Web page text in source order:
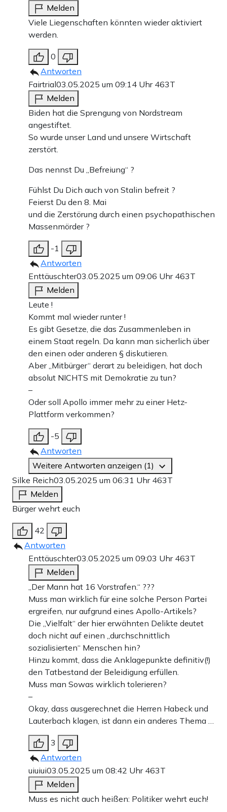
Melden
Viele Liegenschaften könnten wieder aktiviert
werden.
0
Antworten
Fairtrial03.05.2025 um 09:14 Uhr 463T
Melden
Biden hat die Sprengung von Nordstream
angestiftet.
So wurde unser Land und unsere Wirtschaft
zerstört.
Das nennst Du „Befreiung“ ?
Fühlst Du Dich auch von Stalin befreit ?
Feierst Du den 8. Mai
und die Zerstörung durch einen psychopathischen
Massenmörder ?
-1
Antworten
Enttäuschter03.05.2025 um 09:06 Uhr 463T
Melden
Leute !
Kommt mal wieder runter !
Es gibt Gesetze, die das Zusammenleben in
einem Staat regeln. Da kann man sicherlich über
den einen oder anderen § diskutieren.
Aber „Mitbürger“ derart zu beleidigen, hat doch
absolut NICHTS mit Demokratie zu tun?
–
Oder soll Apollo immer mehr zu einer Hetz-
Plattform verkommen?
-5
Antworten
Weitere Antworten anzeigen (1)
Silke Reich03.05.2025 um 06:31 Uhr 463T
Melden
Bürger wehrt euch
42
Antworten
Enttäuschter03.05.2025 um 09:03 Uhr 463T
Melden
„Der Mann hat 16 Vorstrafen.“ ???
Muss man wirklich für eine solche Person Partei
ergreifen, nur aufgrund eines Apollo-Artikels?
Die „Vielfalt“ der hier erwähnten Delikte deutet
doch nicht auf einen „durchschnittlich
sozialisierten“ Menschen hin?
Hinzu kommt, dass die Anklagepunkte definitiv(!)
den Tatbestand der Beleidigung erfüllen.
Muss man Sowas wirklich tolerieren?
–
Okay, dass ausgerechnet die Herren Habeck und
Lauterbach klagen, ist dann ein anderes Thema …
3
Antworten
uiuiui03.05.2025 um 08:42 Uhr 463T
Melden
Muss es nicht auch heißen: Politiker wehrt euch!